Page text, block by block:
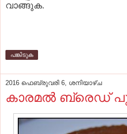
വാങ്ങുക.
പങ്കിടുക
2016 ഫെബ്രുവരി 6, ശനിയാഴ്‌ച
കാരമല്‍ ബ്രെഡ്